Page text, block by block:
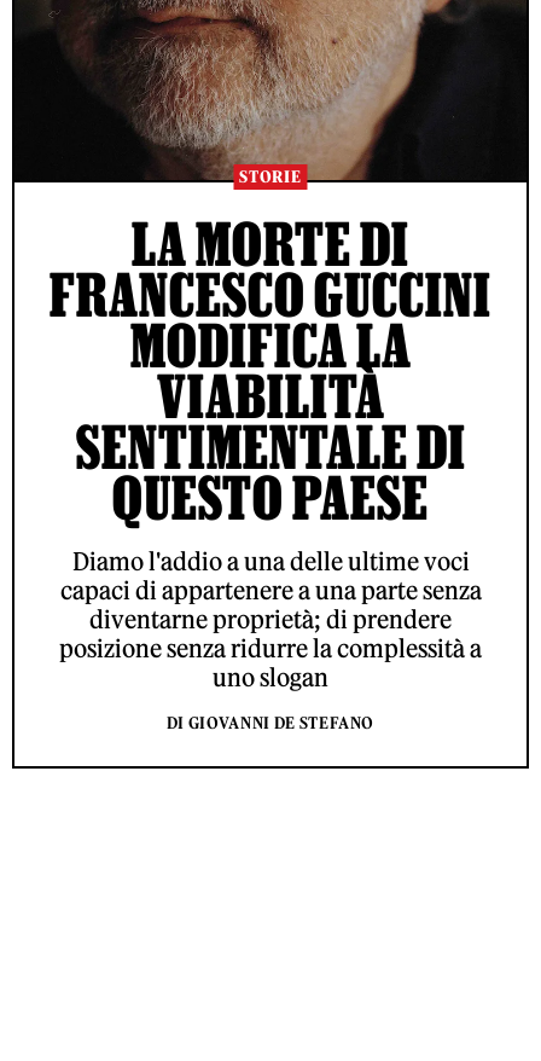
STORIE
LA MORTE DI
FRANCESCO GUCCINI
MODIFICA LA
VIABILITÀ
SENTIMENTALE DI
QUESTO PAESE
Diamo l'addio a una delle ultime voci
capaci di appartenere a una parte senza
diventarne proprietà; di prendere
posizione senza ridurre la complessità a
uno slogan
DI GIOVANNI DE STEFANO